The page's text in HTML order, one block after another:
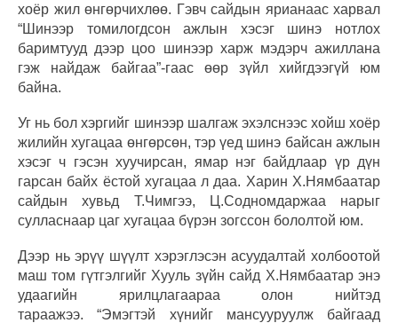
хоёр жил өнгөрчихлөө. Гэвч сайдын ярианаас харвал
“Шинээр томилогдсон ажлын хэсэг шинэ нотлох
баримтууд дээр цоо шинээр харж мэдэрч ажиллана
гэж найдаж байгаа”-гаас өөр зүйл хийгдээгүй юм
байна.
Уг нь бол хэргийг шинээр шалгаж эхэлснээс хойш хоёр
жилийн хугацаа өнгөрсөн, тэр үед шинэ байсан ажлын
хэсэг ч гэсэн хуучирсан, ямар нэг байдлаар үр дүн
гарсан байх ёстой хугацаа л даа. Харин Х.Нямбаатар
сайдын хувьд Т.Чимгээ, Ц.Содномдаржаа нарыг
сулласнаар цаг хугацаа бүрэн зогссон бололтой юм.
Дээр нь эрүү шүүлт хэрэглэсэн асуудалтай холбоотой
маш том гүтгэлгийг Хууль зүйн сайд Х.Нямбаатар энэ
удаагийн ярилцлагаараа олон нийтэд
тараажээ. “Эмэгтэй хүнийг ман­сууруулж байгаад